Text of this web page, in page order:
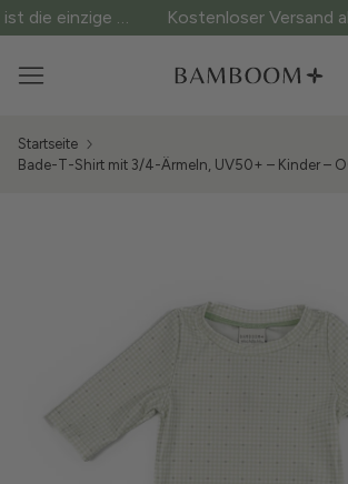
Kostenloser Versand ab einem
Startseite
Bade-T-Shirt mit 3/4-Ärmeln, UV50+ – Kinder –